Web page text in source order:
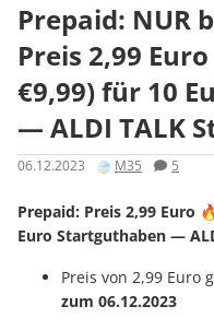
Prepaid: NUR
Preis 2,99
€9,99) für 10
— ALDI TALK
06.12.2023 M35 5
Prepaid: Preis 2,99 Euro
Euro Startguthaben —
Preis von 2,99 Euro
zum 06.12.2023